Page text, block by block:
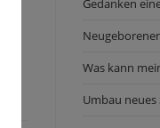
Gedanken
Was kann
Umbau neues